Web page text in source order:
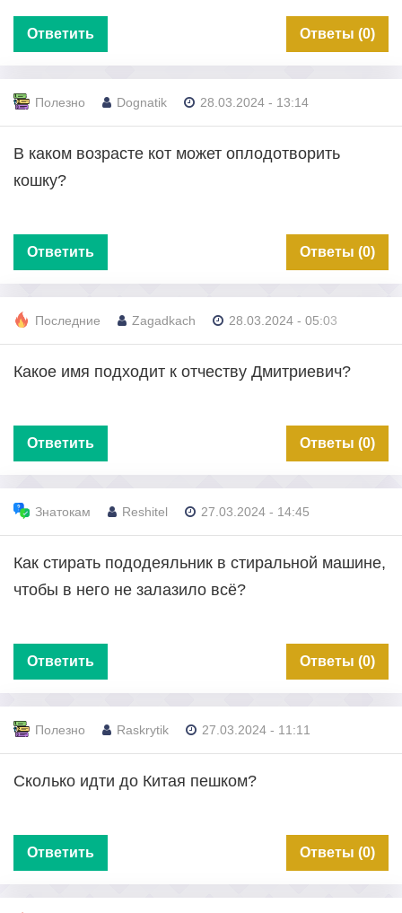
Ответить Ответы (0)
Полезно Dognatik 28.03.2024 - 13:14
В каком возрасте кот может оплодотворить
кошку?
Ответить Ответы (0)
Последние Zagadkach 28.03.2024 - 05:03
Какое имя подходит к отчеству Дмитриевич?
Ответить Ответы (0)
Знатокам Reshitel 27.03.2024 - 14:45
Как стирать пододеяльник в стиральной машине,
чтобы в него не залазило всё?
Ответить Ответы (0)
Полезно Raskrytik 27.03.2024 - 11:11
Сколько идти до Китая пешком?
Ответить Ответы (0)